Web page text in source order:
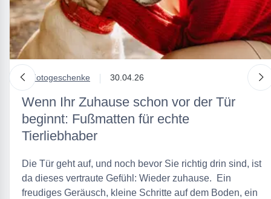
nach links
in Fotogeschenke 30.04.26
Wenn Ihr Zuhause schon vor der Tür
beginnt: Fußmatten für echte
Tierliebhaber
Die Tür geht auf, und noch bevor Sie richtig drin sind, ist
da dieses vertraute Gefühl: Wieder zuhause. Ein
freudiges Geräusch, kleine Schritte auf dem Boden, ein